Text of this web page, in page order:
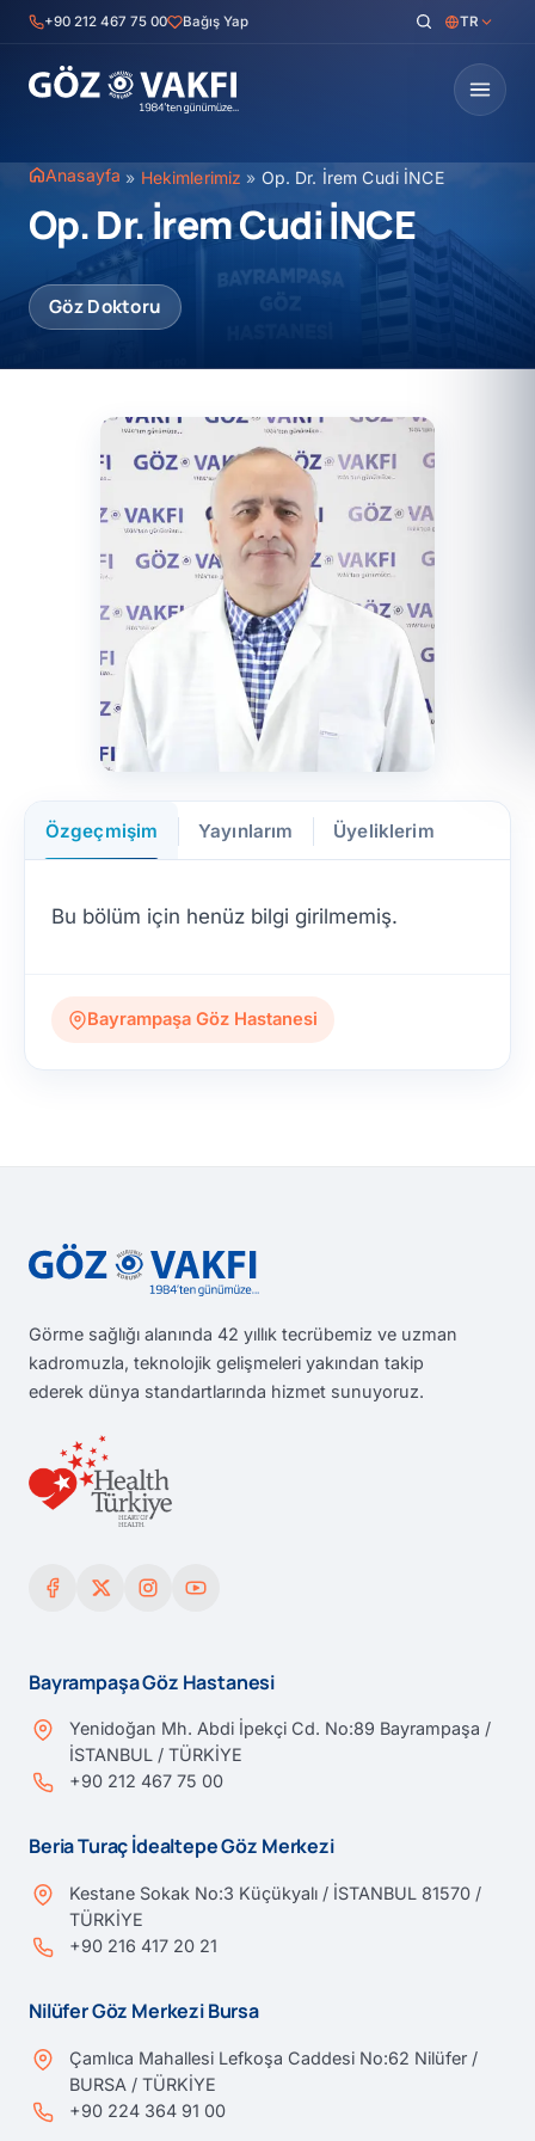
İçeriğe+90 212 467 75 00 Bağış Yap TR
Anasayfa » Hekimlerimiz » Op. Dr. İrem Cudi İNCE
Op. Dr. İrem Cudi İNCE
Göz Doktoru
Özgeçmişim Yayınlarım Üyeliklerim
Bu bölüm için henüz bilgi girilmemiş.
Bayrampaşa Göz Hastanesi
Görme sağlığı alanında 42 yıllık tecrübemiz ve uzman
kadromuzla, teknolojik gelişmeleri yakından takip
ederek dünya standartlarında hizmet sunuyoruz.
Bayrampaşa Göz Hastanesi
Yenidoğan Mh. Abdi İpekçi Cd. No:89 Bayrampaşa /
İSTANBUL / TÜRKİYE
+90 212 467 75 00
Beria Turaç İdealtepe Göz Merkezi
Kestane Sokak No:3 Küçükyalı / İSTANBUL 81570 /
TÜRKİYE
+90 216 417 20 21
Nilüfer Göz Merkezi Bursa
Çamlıca Mahallesi Lefkoşa Caddesi No:62 Nilüfer /
BURSA / TÜRKİYE
+90 224 364 91 00